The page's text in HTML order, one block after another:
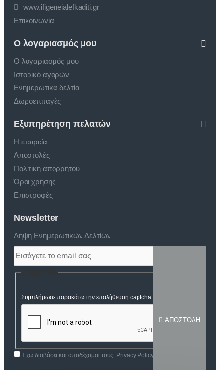
www.ifigeneialefkaditi.gr
Επικοινωνία
Ο λογαριασμός μου
Ο λογαριασμός μου
Ιστορικό αγορών
Ενημερωτικά δελτία
Δωροεπιταγές
Εξυπηρέτηση πελατών
Η εταιρεία
Αποστολές
Πολιτική απορρήτου
Όροι χρήσης
Επιστροφές
Newsletter
Λήψη Ενημερωτικών Δελτίων
ΑΠΟΣΤΟΛΉ
Συμπλήρωσε παρακάτω την επαλήθευση captcha
Έχω διαβάσει και αποδέχομαι τους Privacy Policy